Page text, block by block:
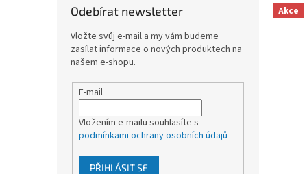
Odebírat newsletter
Vložte svůj e-mail a my vám budeme
zasílat informace o nových produktech na
našem e-shopu.
E-mail
Vložením e-mailu souhlasíte s
podmínkami ochrany osobních údajů
PŘIHLÁSIT SE
Akce